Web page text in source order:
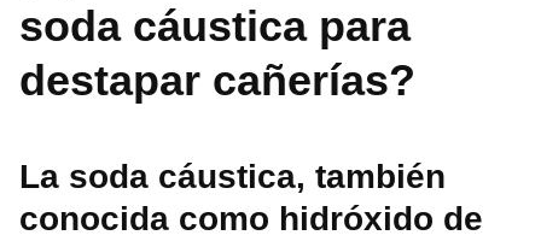
soda cáustica para
destapar cañerías?
La soda cáustica, también
conocida como hidróxido de